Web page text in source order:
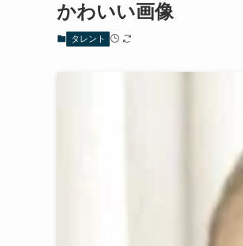
かわいい画像
タレント